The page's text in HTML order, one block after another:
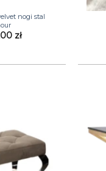
nogi stal
złAktualna